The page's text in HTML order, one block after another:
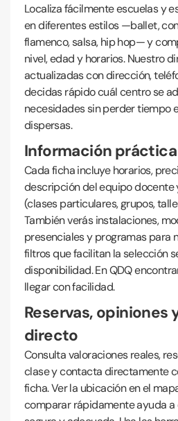
Localiza fácilmente escuelas y
en diferentes estilos —ballet,
flamenco, salsa, hip hop— y
nivel, edad y horarios. Nuestro
actualizadas con dirección,
decidas rápido cuál centro se
necesidades sin perder tiempo
dispersas.
Información
Cada ficha incluye horarios,
descripción del equipo docente
(clases particulares, grupos,
También verás instalaciones,
presenciales y programas para
filtros que facilitan la selección
disponibilidad. En QDQ
llegar con facilidad.
Reservas, opiniones
directo
Consulta valoraciones reales,
clase y contacta directamente
ficha. Ver la ubicación en el
comparar rápidamente ayuda a